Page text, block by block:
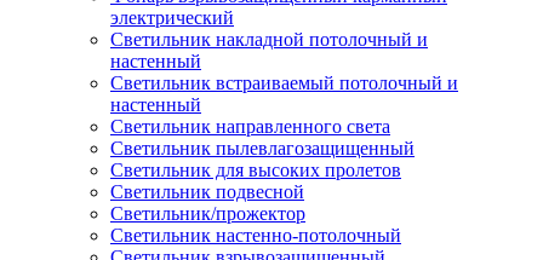
электрический
Светильник накладной потолочный и
настенный
Светильник встраиваемый потолочный и
настенный
Светильник направленного света
Светильник пылевлагозащищенный
Светильник для высоких пролетов
Светильник подвесной
Светильник/прожектор
Светильник настенно-потолочный